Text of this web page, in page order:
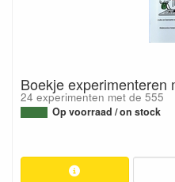
Boekje experimenteren
24 experimenten met de 555
Op voorraad / on stock